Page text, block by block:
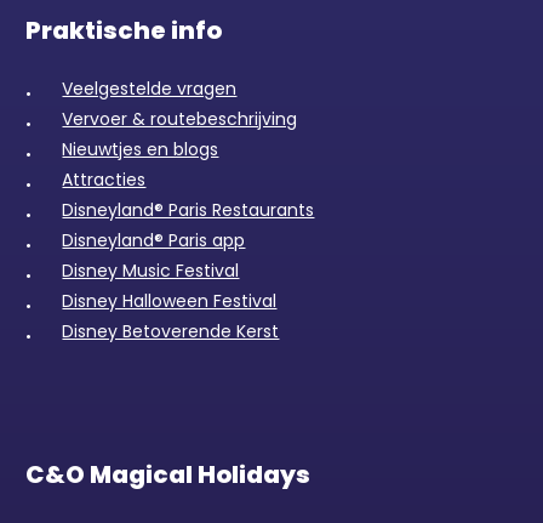
Praktische info
Veelgestelde vragen
Vervoer & routebeschrijving
Nieuwtjes en blogs
Attracties
Disneyland® Paris Restaurants
Disneyland® Paris app
Disney Music Festival
Disney Halloween Festival
Disney Betoverende Kerst
C&O Magical Holidays